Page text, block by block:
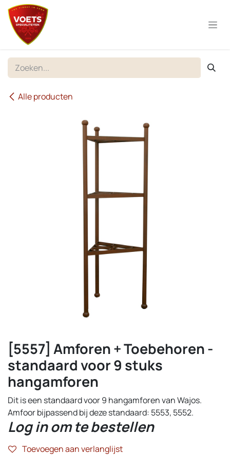
Overslaan naar inhoud
Alle producten
[5557] Amforen + Toebehoren -
standaard voor 9 stuks
hangamforen
Dit is een standaard voor 9 hangamforen van Wajos.
Amfoor bijpassend bij deze standaard: 5553, 5552.
Log in om te bestellen
Toevoegen aan verlanglijst